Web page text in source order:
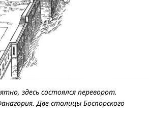
здесь состоялся переворот.
Две столицы Боспорского